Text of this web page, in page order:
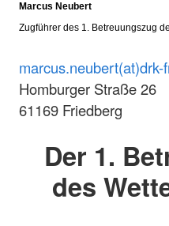
Marcus Neubert
Zugführer des 1. Betreuungszug
Homburger Straße 26
61169 Friedberg
Der 1.
des